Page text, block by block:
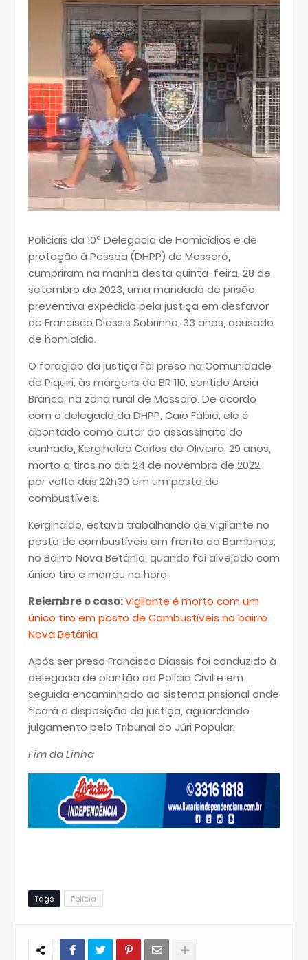
Policiais da 10ª Delegacia de Homicídios e de
proteção à Pessoa (DHPP) de Mossoró,
cumpriram na manhã desta quinta-feira, 28 de
setembro de 2023, uma mandado de prisão
preventiva expedido pela justiça em desfavor
de Francisco Diassis Sobrinho, 33 anos, acusado
de homicídio.
O foragido da justiça foi preso na Comunidade
de Piquiri, às margens da BR 110, sentido Areia
Branca, na zona rural de Mossoró. De acordo
com o delegado da DHPP, Caio Fábio, ele é
apontado como autor do assassinato do
cunhado, Kerginaldo Carlos de Oliveira, 29 anos,
morto a tiros no dia 24 de novembro de 2022,
por volta das 22h30 em um posto de
combustíveis.
Kerginaldo, estava trabalhando de vigilante no
posto de combustíveis em frente ao Bambinos,
no Bairro Nova Betânia, quando foi alvejado com
único tiro e morreu na hora.
Relembre o caso:Vigilante é morto com um
único tiro em posto de Combustíveis no bairro
Nova Betânia
Após ser preso Francisco Diassis foi conduzido à
delegacia de plantão da Polícia Civil e em
seguida encaminhado ao sistema prisional onde
ficará a disposição da justiça, aguardando
julgamento pelo Tribunal do Júri Popular.
Fim da Linha
Tags Polícia